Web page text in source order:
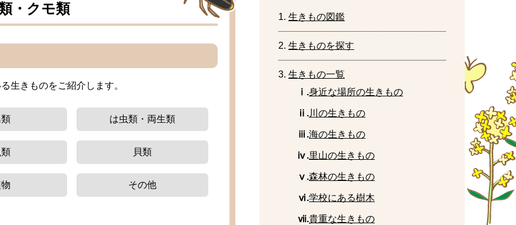
・クモ類
生きものをご紹介 します。
は虫類・ 両生類
貝類
その他
生きもの図鑑
生きものを探す
生きもの一覧
ⅰ.身近な場所の生きもの
ⅱ.川 の生きもの
ⅲ.海の生きもの
ⅳ.里山の生きもの
ⅴ.森林の生きもの
ⅵ.学校にある樹木
ⅶ.貴重な生きもの